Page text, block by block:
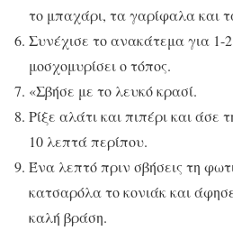
το μπαχάρι, τα γαρίφαλα και
Συνέχισε το ανακάτεμα για 1-
μοσχομυρίσει ο τόπος.
«Σβήσε με το λευκό κρασί.
Ρίξε αλάτι και πιπέρι και άσε
10 λεπτά περίπου.
Ένα λεπτό πριν σβήσεις τη
κατσαρόλα το κονιάκ και
καλή βράση.